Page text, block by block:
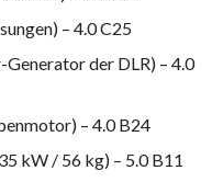
– 4.0 C25
der DLR) – 4.0
– 4.0 B24
kW / 56 kg) – 5.0 B11